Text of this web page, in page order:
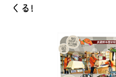
くる!